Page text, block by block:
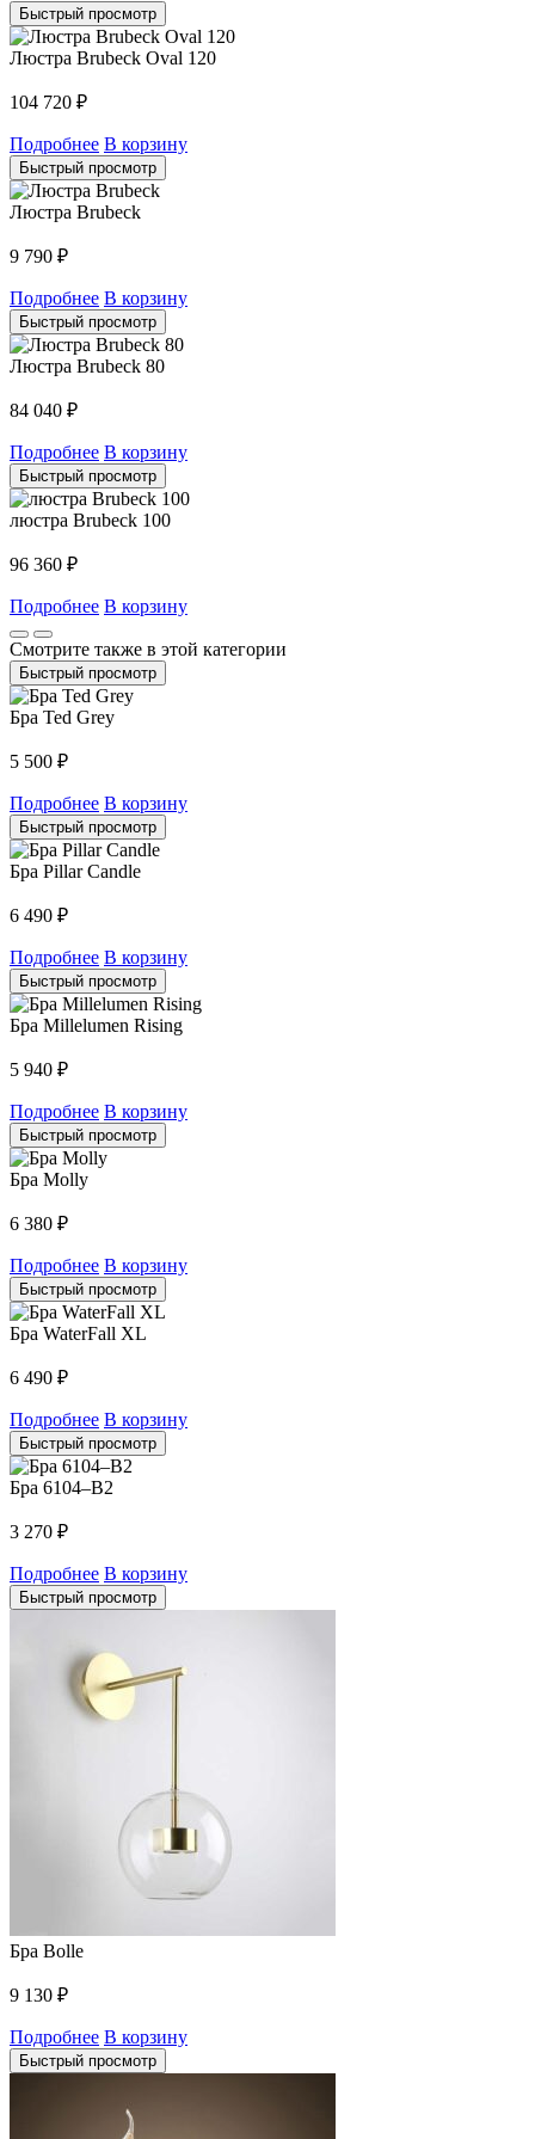
Быстрый просмотр
Люстра Brubeck Oval 120
104 720 ₽
Подробнее В корзину
Быстрый просмотр
Люстра Brubeck
9 790 ₽
Подробнее В корзину
Быстрый просмотр
Люстра Brubeck 80
84 040 ₽
Подробнее В корзину
Быстрый просмотр
люстра Brubeck 100
96 360 ₽
Подробнее В корзину
Смотрите также в этой категории
Быстрый просмотр
Бра Ted Grey
5 500 ₽
Подробнее В корзину
Быстрый просмотр
Бра Pillar Candle
6 490 ₽
Подробнее В корзину
Быстрый просмотр
Бра Millelumen Rising
5 940 ₽
Подробнее В корзину
Быстрый просмотр
Бра Molly
6 380 ₽
Подробнее В корзину
Быстрый просмотр
Бра WaterFall XL
6 490 ₽
Подробнее В корзину
Быстрый просмотр
Бра 6104–B2
3 270 ₽
Подробнее В корзину
Быстрый просмотр
Бра Bolle
9 130 ₽
Подробнее В корзину
Быстрый просмотр